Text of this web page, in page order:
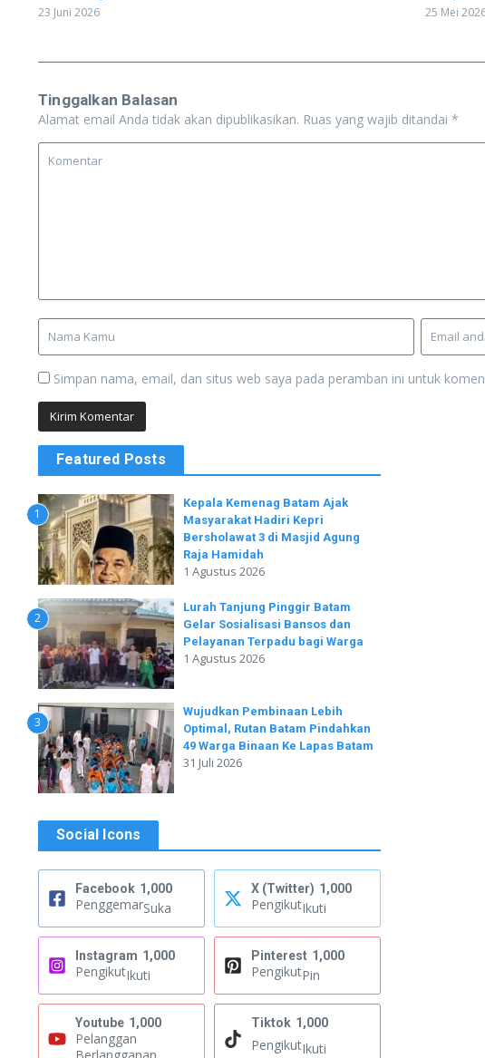
23 Juni 2026 25 Mei
Tinggalkan Balasan
Alamat email Anda tidak akan dipublikasikan. Ruas yang wajib ditandai *
Simpan nama, email, dan situs web saya pada peramban ini untuk
Featured Posts
1
Kepala Kemenag Batam Ajak
Masyarakat Hadiri Kepri
Bersholawat 3 di Masjid Agung
Raja Hamidah
1 Agustus 2026
2
Lurah Tanjung Pinggir Batam
Gelar Sosialisasi Bansos dan
Pelayanan Terpadu bagi Warga
1 Agustus 2026
3
Wujudkan Pembinaan Lebih
Optimal, Rutan Batam Pindahkan
49 Warga Binaan Ke Lapas Batam
31 Juli 2026
Social Icons
Facebook 1,000
PenggemarSuka
X (Twitter) 1,000
PengikutIkuti
Instagram 1,000
PengikutIkuti
Pinterest 1,000
PengikutPin
Youtube 1,000
Pelanggan
Tiktok 1,000
PengikutIkuti